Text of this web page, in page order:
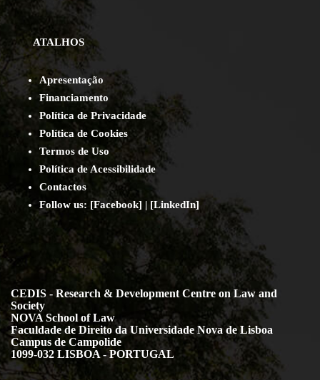
ATALHOS
Apresentação
Financiamento
Política de Privacidade
Política de Cookies
Termos de Uso
Política de Acessibilidade
Contactos
Follow us: [Facebook] | [LinkedIn]
CEDIS - Research & Development Centre on Law and
Society
NOVA School of Law
Faculdade de Direito da Universidade Nova de Lisboa
Campus de Campolide
1099-032 LISBOA - PORTUGAL